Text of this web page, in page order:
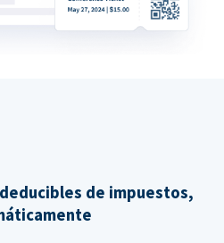
de impuestos,